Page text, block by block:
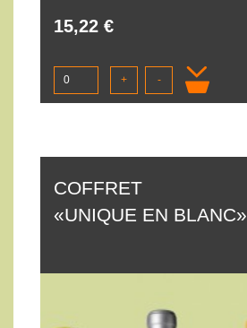
15,22 €
+ -
COFFRET
«UNIQUE EN BLANC»